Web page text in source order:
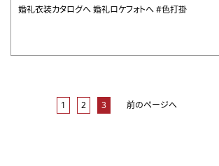
婚礼衣装カタログへ 婚礼ロケフォトへ #色打掛
前のページへ
1 2 3